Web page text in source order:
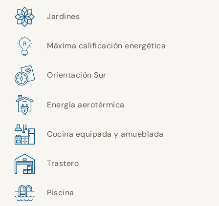
Jardines
Máxima calificación energética
Orientación Sur
Energía aerotérmica
Cocina equipada y amueblada
Trastero
Piscina